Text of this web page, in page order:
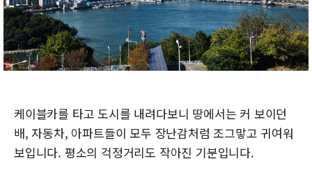
케이블카를 타고 도시를 내려다보니 땅에서는 커 보이던
배, 자동차, 아파트들이 모두 장난감처럼 조그맣고 귀여워
보입니다. 평소의 걱정거리도 작아진 기분입니다.